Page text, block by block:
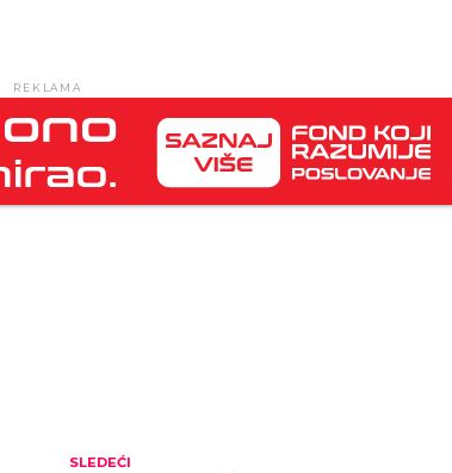
REKLAMA
SLEDEĆI